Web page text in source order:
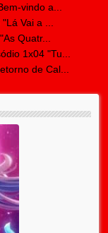
vindo a...
Vai a ...
Quatr...
1x04 "Tu...
de Cal...